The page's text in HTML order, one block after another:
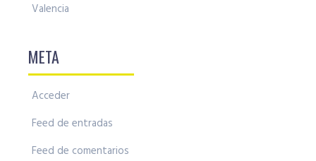
Valencia
META
Acceder
Feed de entradas
Feed de comentarios